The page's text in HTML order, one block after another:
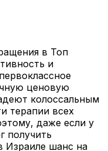
в Топ
и
ценовую
колоссальным
терапии всех
даже если у
получить
Израиле шанс на